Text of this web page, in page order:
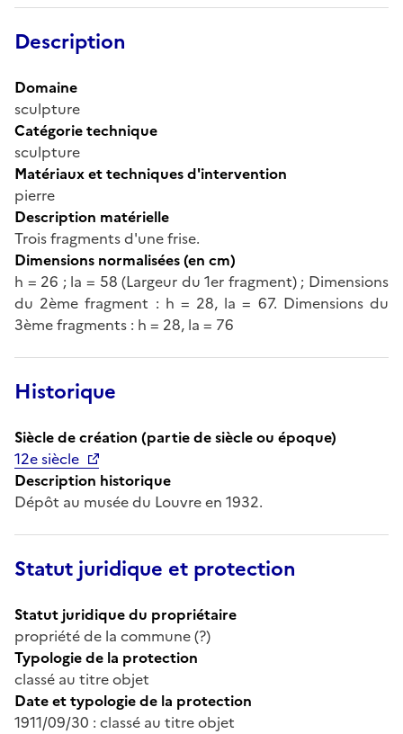
Description
Domaine
sculpture
Catégorie technique
sculpture
Matériaux et techniques d'intervention
pierre
Description matérielle
Trois fragments d'une frise.
Dimensions normalisées (en cm)
h = 26 ; la = 58 (Largeur du 1er fragment) ; Dimensions
du 2ème fragment : h = 28, la = 67. Dimensions du
3ème fragments : h = 28, la = 76
Historique
Siècle de création (partie de siècle ou époque)
12e siècle
Description historique
Dépôt au musée du Louvre en 1932.
Statut juridique et protection
Statut juridique du propriétaire
propriété de la commune (?)
Typologie de la protection
classé au titre objet
Date et typologie de la protection
1911/09/30 : classé au titre objet